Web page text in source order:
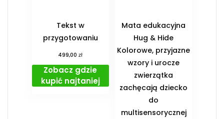
Tekst w
przygotowaniu
499,00zł
Zobacz gdzie
kupić najtaniej
Mata edukacyjna
Hug & Hide
Kolorowe, przyjazne
wzory i urocze
zwierzątka
zachęcają dziecko
do
multisensorycznej